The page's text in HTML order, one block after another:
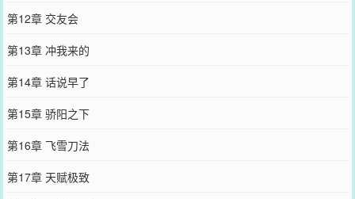
第12章 交友会
第13章 冲我来的
第14章 话说早了
第15章 骄阳之下
第16章 飞雪刀法
第17章 天赋极致